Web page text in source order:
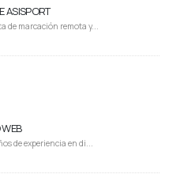
ASISPORT
de marcación remota y...
de experiencia en di...